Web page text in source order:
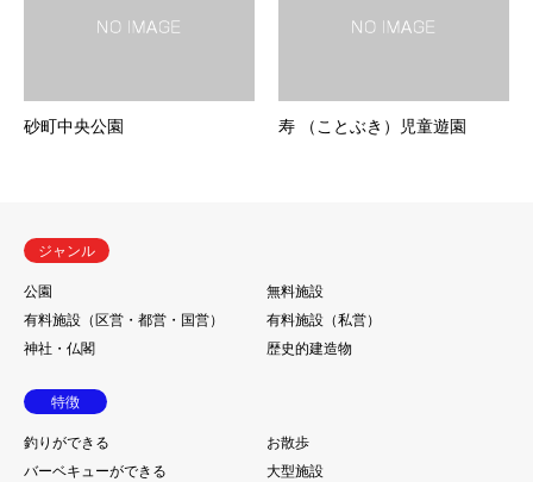
砂町中央公園 寿 （ことぶき）児童遊園
ジャンル
公園
無料施設
有料施設（区営・都営・国営）
有料施設（私営）
神社・仏閣
歴史的建造物
特徴
釣りができる
お散歩
バーベキューができる
大型施設